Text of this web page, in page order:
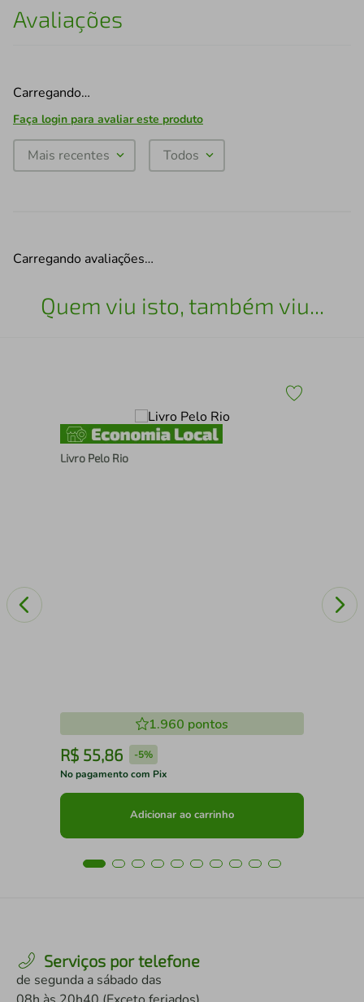
Avaliações
Carregando…
Faça login para avaliar este produto
Mais recentes Todos
Carregando avaliações…
Quem viu isto, também viu...
Livro Pelo Rio
1.960 pontos
R$ 55,86 -5%
No pagamento com Pix
Adicionar ao carrinho
Serviços por telefone
de segunda a sábado das